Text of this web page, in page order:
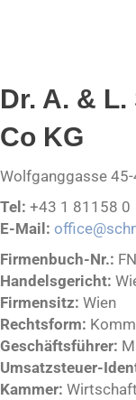
Dr. A. &
Co KG
Wolfganggasse
Tel: +43 1 81158 0
E-Mail:
Firmenbuch-Nr.:
Handelsgericht:
Firmensitz: Wien
Rechtsform:
Geschäftsführer:
Umsatzsteuer-
Kammer: